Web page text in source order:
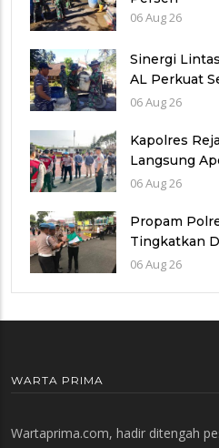
06 Aug 26
Sinergi
AL Perkuat
Reguler Ke-
06 Aug 26
Kapolres
Langsung
Tekankan
06 Aug 26
Propam
Tingkatkan
Pengawasan
06 Aug 26
WARTA PRIMA
Wartaprima.com, hadir ditengah